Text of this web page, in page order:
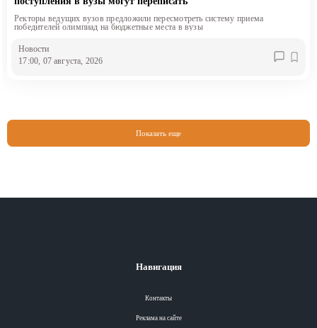
Ректоры ведущих вузов предложили пересмотреть систему приема
победителей олимпиад на бюджетные места в вузы
Новости
17:00, 07 августа, 2026
Показать еще
Навигация
Контакты
Реклама на сайте